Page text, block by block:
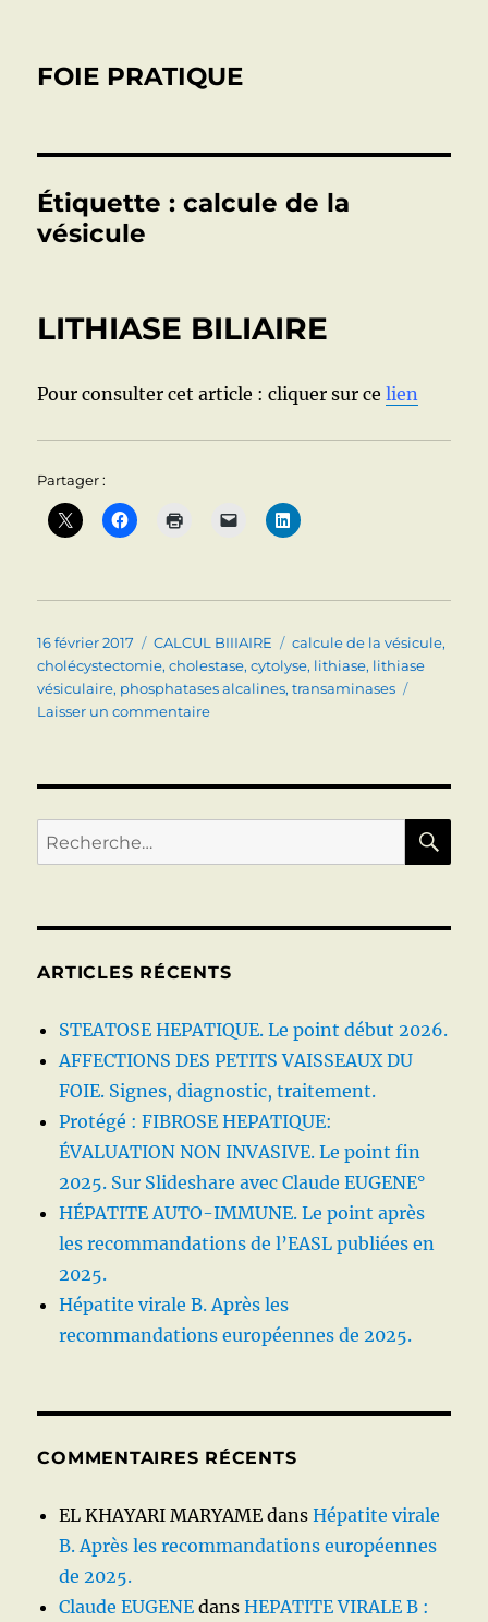
FOIE PRATIQUE
Étiquette :calcule de la
vésicule
LITHIASE BILIAIRE
Pour consulter cet article : cliquer sur celien
Partager :
Publié
le
16 février 2017 Catégories
CALCUL BIIIAIRE Étiquettes
calcule de la vésicule,
cholécystectomie,cholestase,cytolyse, lithiase, lithiase
vésiculaire, phosphatases alcalines,transaminases
Laisser un commentairesur
Recherche
pour :
ARTICLES RÉCENTS
STEATOSE HEPATIQUE. Le point début 2026.
AFFECTIONS DES PETITS VAISSEAUX DU
FOIE. Signes, diagnostic, traitement.
Protégé : FIBROSE HEPATIQUE:
ÉVALUATION NON INVASIVE. Le point fin
2025. Sur Slideshare avec Claude EUGENE°
HÉPATITE AUTO-IMMUNE. Le point après
les recommandations de l’EASL publiées en
2025.
Hépatite virale B. Après les
recommandations européennes de 2025.
COMMENTAIRES RÉCENTS
EL KHAYARI MARYAME dansHépatite virale
B. Après les recommandations européennes
de 2025.
Claude EUGENE dansHEPATITE VIRALE B :